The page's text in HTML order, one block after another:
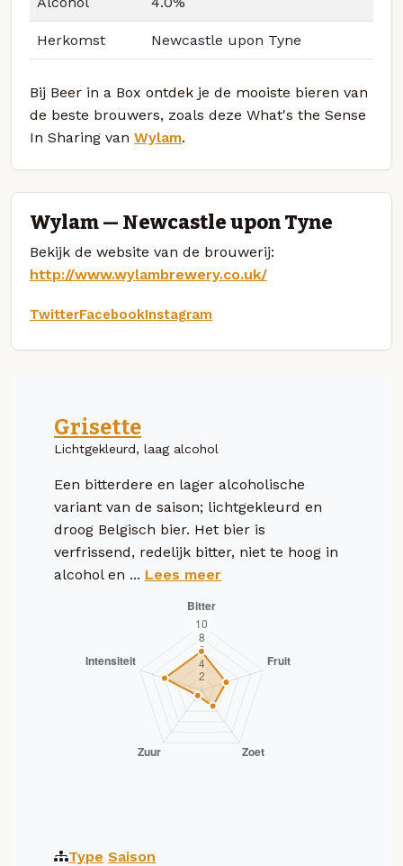
Herkomst Newcastle upon Tyne
Bij Beer in a Box ontdek je de mooiste bieren van
de beste brouwers, zoals deze What's the Sense
In Sharing van Wylam.
Wylam — Newcastle upon Tyne
Bekijk de website van de brouwerij:
http://www.wylambrewery.co.uk/
TwitterFacebookInstagram
Grisette
Lichtgekleurd, laag alcohol
Een bitterdere en lager alcoholische
variant van de saison; lichtgekleurd en
droog Belgisch bier. Het bier is
verfrissend, redelijk bitter, niet te hoog in
alcohol en ... Lees meer
Type Saison